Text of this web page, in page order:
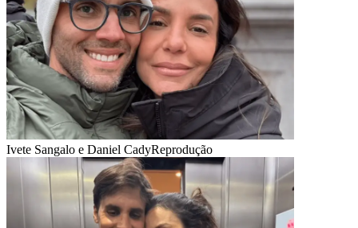
Ivete Sangalo e Daniel CadyReprodução